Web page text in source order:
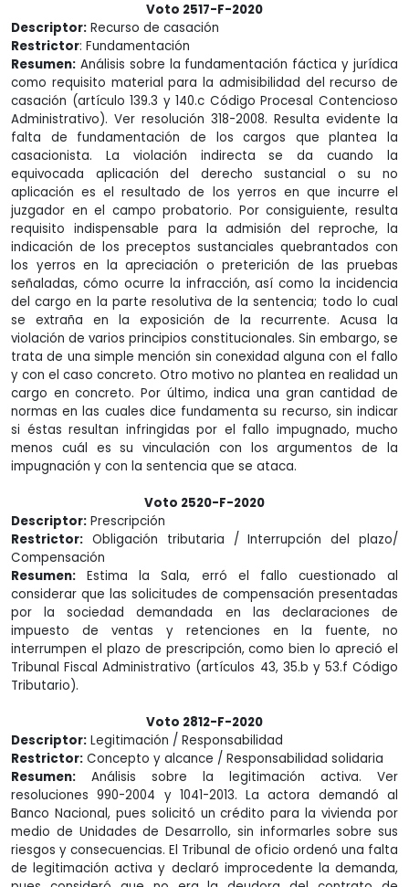
Voto 2517-F-2020
Descriptor: Recurso de casación
Restrictor: Fundamentación
Resumen: Análisis sobre la fundamentación fáctica y jurídica
como requisito material para la admisibilidad del recurso de
casación (artículo 139.3 y 140.c Código Procesal Contencioso
Administrativo). Ver resolución 318-2008. Resulta evidente la
falta de fundamentación de los cargos que plantea la
casacionista. La violación indirecta se da cuando la
equivocada aplicación del derecho sustancial o su no
aplicación es el resultado de los yerros en que incurre el
juzgador en el campo probatorio. Por consiguiente, resulta
requisito indispensable para la admisión del reproche, la
indicación de los preceptos sustanciales quebrantados con
los yerros en la apreciación o preterición de las pruebas
señaladas, cómo ocurre la infracción, así como la incidencia
del cargo en la parte resolutiva de la sentencia; todo lo cual
se extraña en la exposición de la recurrente. Acusa la
violación de varios principios constitucionales. Sin embargo, se
trata de una simple mención sin conexidad alguna con el fallo
y con el caso concreto. Otro motivo no plantea en realidad un
cargo en concreto. Por último, indica una gran cantidad de
normas en las cuales dice fundamenta su recurso, sin indicar
si éstas resultan infringidas por el fallo impugnado, mucho
menos cuál es su vinculación con los argumentos de la
impugnación y con la sentencia que se ataca.
Voto 2520-F-2020
Descriptor: Prescripción
Restrictor: Obligación tributaria / Interrupción del plazo/
Compensación
Resumen: Estima la Sala, erró el fallo cuestionado al
considerar que las solicitudes de compensación presentadas
por la sociedad demandada en las declaraciones de
impuesto de ventas y retenciones en la fuente, no
interrumpen el plazo de prescripción, como bien lo apreció el
Tribunal Fiscal Administrativo (artículos 43, 35.b y 53.f Código
Tributario).
Voto 2812-F-2020
Descriptor: Legitimación / Responsabilidad
Restrictor: Concepto y alcance / Responsabilidad solidaria
Resumen: Análisis sobre la legitimación activa. Ver
resoluciones 990-2004 y 1041-2013. La actora demandó al
Banco Nacional, pues solicitó un crédito para la vivienda por
medio de Unidades de Desarrollo, sin informarles sobre sus
riesgos y consecuencias. El Tribunal de oficio ordenó una falta
de legitimación activa y declaró improcedente la demanda,